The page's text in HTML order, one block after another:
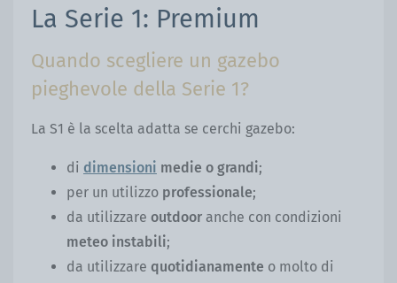
La Serie 1: Premium
Quando scegliere un gazebo
pieghevole della Serie 1?
La S1 è la scelta adatta se cerchi gazebo:
di dimensioni medie o grandi;
per un utilizzo professionale;
da utilizzare outdoor anche con condizioni
meteo instabili;
da utilizzare quotidianamente o molto di